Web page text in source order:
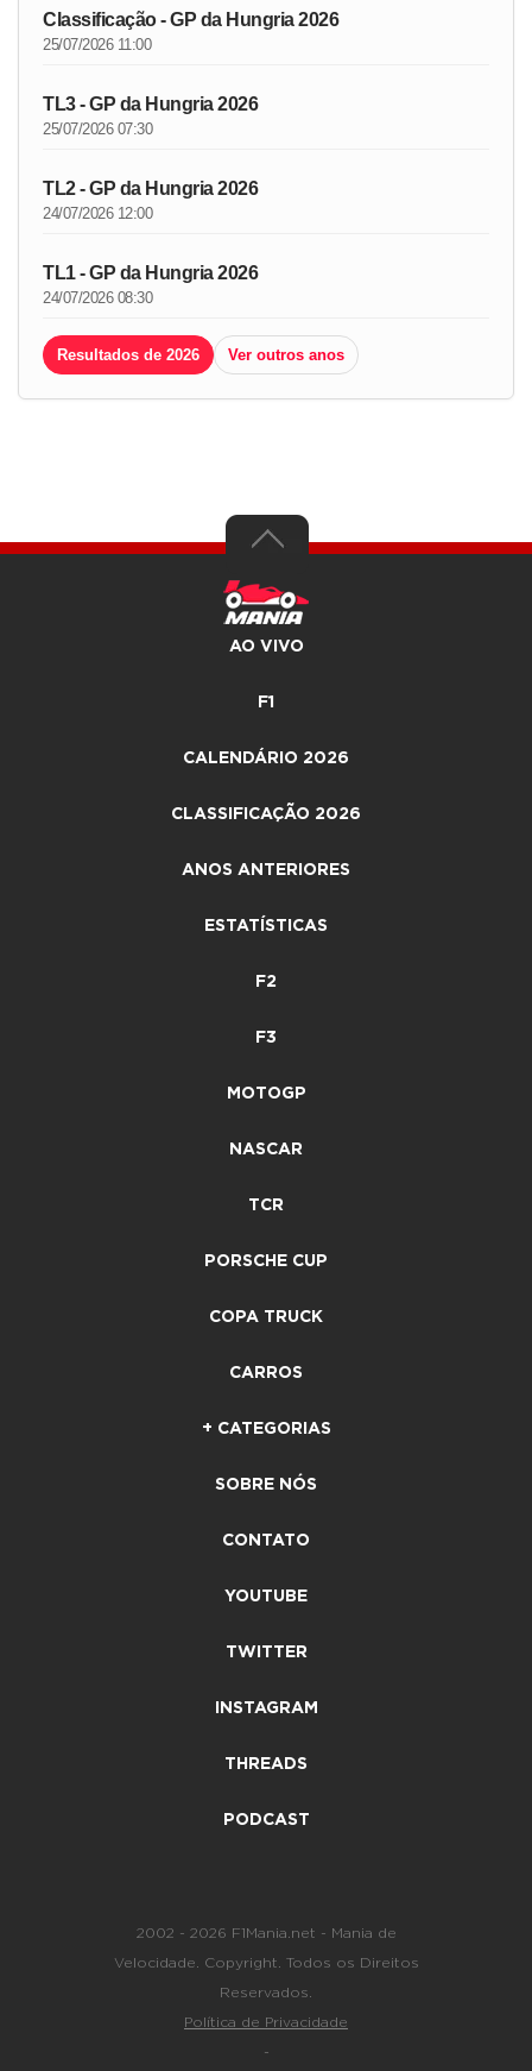
Classificação - GP da Hungria 2026
25/07/2026 11:00
TL3 - GP da Hungria 2026
25/07/2026 07:30
TL2 - GP da Hungria 2026
24/07/2026 12:00
TL1 - GP da Hungria 2026
24/07/2026 08:30
Resultados de 2026 Ver outros anos
AO VIVO
F1
CALENDÁRIO 2026
CLASSIFICAÇÃO 2026
ANOS ANTERIORES
ESTATÍSTICAS
F2
F3
MOTOGP
NASCAR
TCR
PORSCHE CUP
COPA TRUCK
CARROS
+ CATEGORIAS
SOBRE NÓS
CONTATO
YOUTUBE
TWITTER
INSTAGRAM
THREADS
PODCAST
2002 - 2026 F1Mania.net - Mania de
Velocidade. Copyright. Todos os Direitos
Reservados.
Política de Privacidade
-